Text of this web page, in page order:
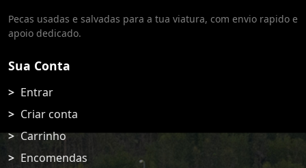
Pecas usadas e salvadas para a tua viatura, com envio rapido e
apoio dedicado.
Sua Conta
Entrar
Criar conta
Carrinho
Encomendas